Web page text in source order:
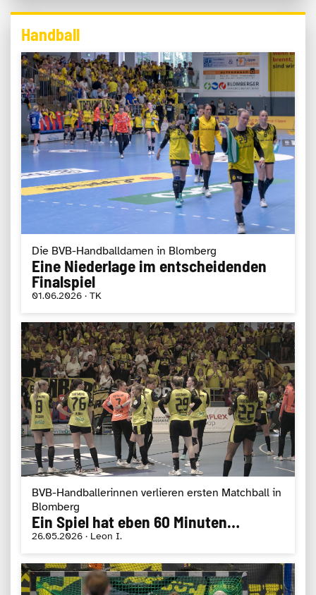
Handball
Die BVB-Handballdamen in Blomberg
Eine Niederlage im entscheidenden
Finalspiel
01.06.2026 · TK
BVB-Handballerinnen verlieren ersten Matchball in
Blomberg
Ein Spiel hat eben 60 Minuten…
26.05.2026 · Leon I.